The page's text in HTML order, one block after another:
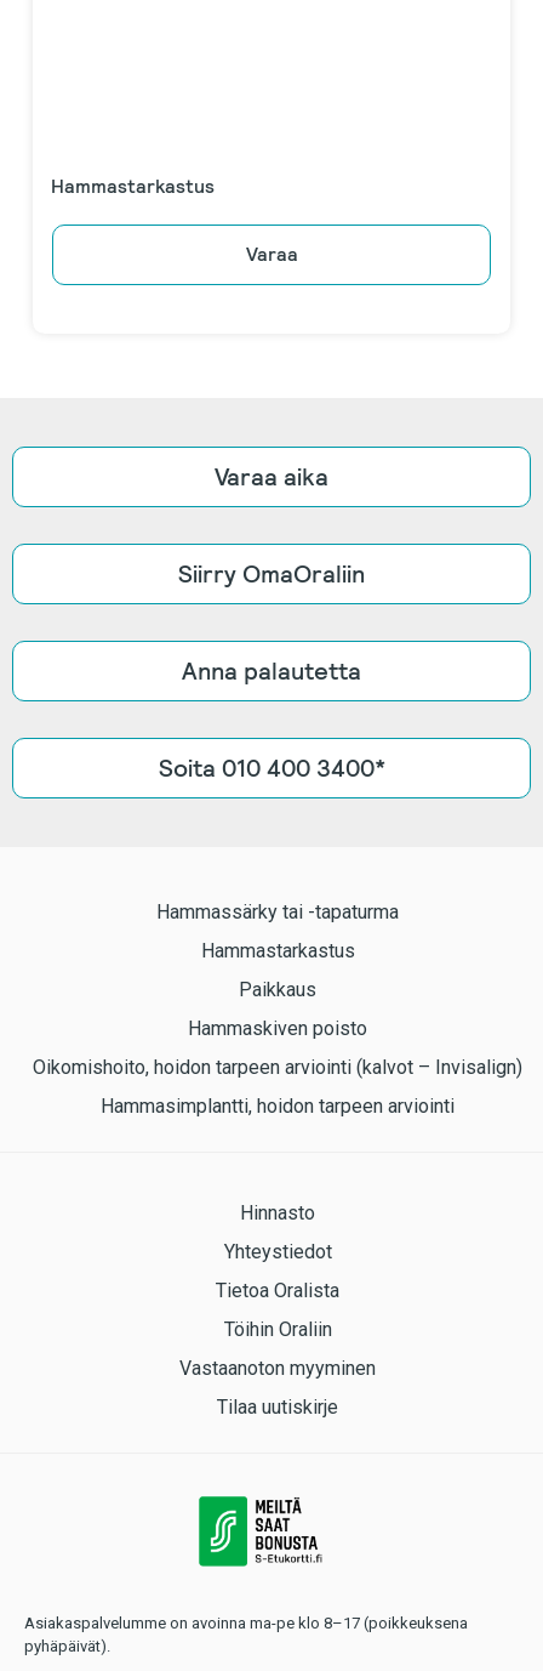
Hammastarkastus
Varaa
Varaa aika
Siirry OmaOraliin
Anna palautetta
Soita 010 400 3400*
Hammassärky tai -tapaturma
Hammastarkastus
Paikkaus
Hammaskiven poisto
Oikomishoito, hoidon tarpeen arviointi (kalvot – Invisalign)
Hammasimplantti, hoidon tarpeen arviointi
Hinnasto
Yhteystiedot
Tietoa Oralista
Töihin Oraliin
Vastaanoton myyminen
Tilaa uutiskirje
Asiakaspalvelumme on avoinna ma-pe klo 8–17 (poikkeuksena
pyhäpäivät).